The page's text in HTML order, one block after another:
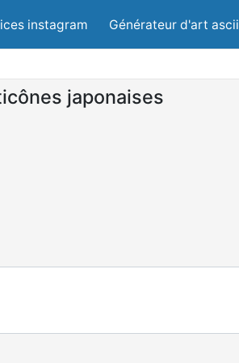
instagram Générateur d'art ascii
japonaises